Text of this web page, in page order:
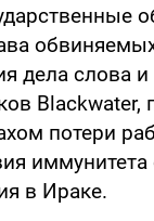
дела слова и
Blackwater,
потери
иммунитета
в Ираке.